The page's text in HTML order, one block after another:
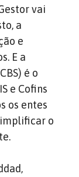
vai
a
e
E a
é o
e Cofins
os entes
o